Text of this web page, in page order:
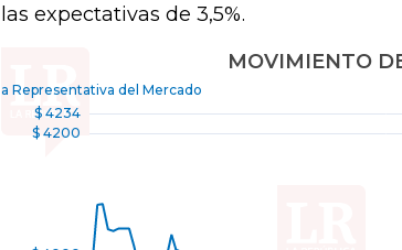
las expectativas de 3,5%.